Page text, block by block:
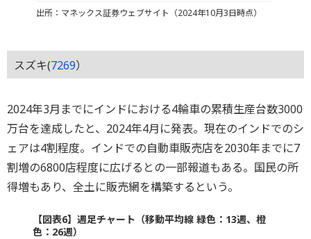
出所：マネックス証券ウェブサイト（2024年10月3日時点）
スズキ(7269）
2024年3月までにインドにおける4輪車の累積生産台数3000
万台を達成したと、2024年4月に発表。現在のインドでのシ
ェアは4割程度。インドでの自動車販売店を2030年までに7
割増の6800店程度に広げるとの一部報道もある。国民の所
得増もあり、全土に販売網を構築するという。
【図表6】週足チャート（移動平均線 緑色：13週、橙
色：26週）